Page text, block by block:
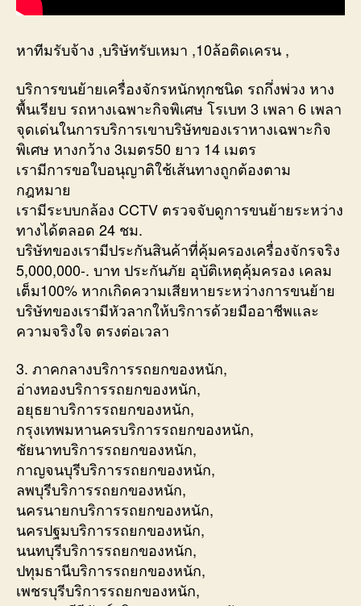
หาทีมรับจ้าง ,บริษัทรับเหมา ,10ล้อติดเครน ,
บริการขนย้ายเครื่องจักรหนักทุกชนิด รถกึ่งพ่วง หาง
พื้นเรียบ รถหางเฉพาะกิจพิเศษ โรเบท 3 เพลา 6 เพลา
จุดเด่นในการบริการเขาบริษัทของเราหางเฉพาะกิจ
พิเศษ หางกว้าง 3เมตร50 ยาว 14 เมตร
เรามีการขอใบอนุญาติใช้เส้นทางถูกต้องตาม
กฎหมาย
เรามีระบบกล้อง CCTV ตรวจจับดูการขนย้ายระหว่าง
ทางได้ตลอด 24 ชม.
บริษัทของเรามีประกันสินค้าที่คุ้มครองเครื่องจักรจริง
5,000,000-. บาท ประกันภัย อุบัติเหตุคุ้มครอง เคลม
เต็ม100% หากเกิดความเสียหายระหว่างการขนย้าย
บริษัทของเรามีหัวลากให้บริการด้วยมืออาชีพและ
ความจริงใจ ตรงต่อเวลา
3. ภาคกลางบริการรถยกของหนัก,
อ่างทองบริการรถยกของหนัก,
อยุธยาบริการรถยกของหนัก,
กรุงเทพมหานครบริการรถยกของหนัก,
ชัยนาทบริการรถยกของหนัก,
กาญจนบุรีบริการรถยกของหนัก,
ลพบุรีบริการรถยกของหนัก,
นครนายกบริการรถยกของหนัก,
นครปฐมบริการรถยกของหนัก,
นนทบุรีบริการรถยกของหนัก,
ปทุมธานีบริการรถยกของหนัก,
เพชรบุรีบริการรถยกของหนัก,